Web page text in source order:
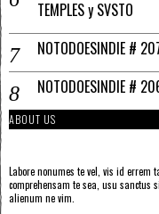
TEMPLES y SVSTO
NOTODOESINDIE #
NOTODOESINDIE #
ABOUT US
Labore nonumes te vel, vis id errem
comprehensam te sea, usu sanctus
alienum ne vim.